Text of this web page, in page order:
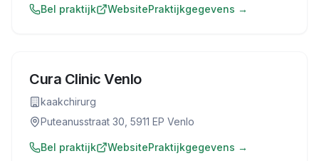
Bel praktijk WebsitePraktijkgegevens →
Cura Clinic Venlo
kaakchirurg
Puteanusstraat 30, 5911 EP Venlo
Bel praktijk WebsitePraktijkgegevens →